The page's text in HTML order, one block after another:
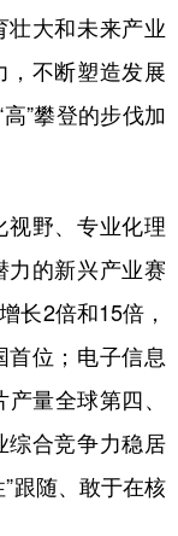
大和未来产业
不断塑造发展
”攀登的步伐加
野、专业化理
的新兴产业赛
长2倍和15倍，
位；电子信息
量全球第四、
综合竞争力稳居
跟随、敢于在核